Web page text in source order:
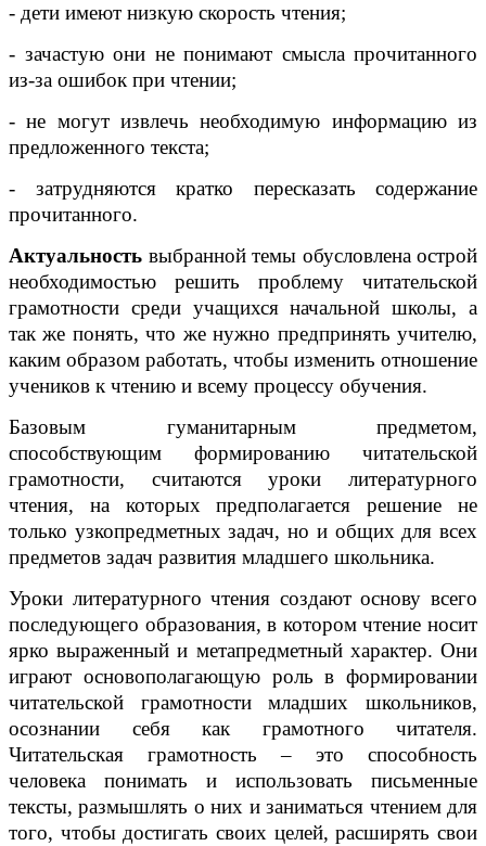
- дети имеют низкую скорость чтения;
- зачастую они не понимают смысла прочитанного
из-за ошибок при чтении;
- не могут извлечь необходимую информацию из
предложенного текста;
- затрудняются кратко пересказать содержание
прочитанного.
Актуальность выбранной темы обусловлена острой
необходимостью решить проблему читательской
грамотности среди учащихся начальной школы, а
так же понять, что же нужно предпринять учителю,
каким образом работать, чтобы изменить отношение
учеников к чтению и всему процессу обучения.
Базовым гуманитарным предметом,
способствующим формированию читательской
грамотности, считаются уроки литературного
чтения, на которых предполагается решение не
только узкопредметных задач, но и общих для всех
предметов задач развития младшего школьника.
Уроки литературного чтения создают основу всего
последующего образования, в котором чтение носит
ярко выраженный и метапредметный характер. Они
играют основополагающую роль в формировании
читательской грамотности младших школьников,
осознании себя как грамотного читателя.
Читательская грамотность – это способность
человека понимать и использовать письменные
тексты, размышлять о них и заниматься чтением для
того, чтобы достигать своих целей, расширять свои